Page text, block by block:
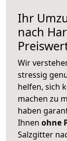
Ihr
nach
Wir
stressig
helfen, sich
machen zu
haben
Ihnen ohne
Salzgitter